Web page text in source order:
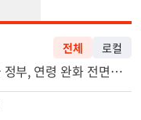
전체 로컬
"65세 복수국적 빗장 푸나"... 한국 정부, 연령 완화 전면 추진